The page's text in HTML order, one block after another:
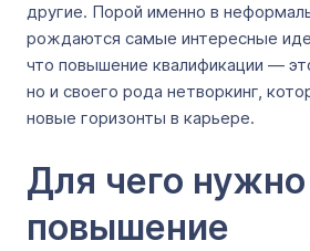
другие. Порой именно в
рождаются самые интересные
что повышение квалификации —
но и своего рода нетворкинг,
новые горизонты в карьере.
Для чего нужно
повышение